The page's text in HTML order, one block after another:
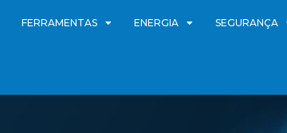
FERRAMENTAS ENERGIA SEGURANÇA